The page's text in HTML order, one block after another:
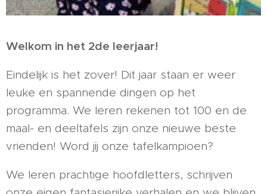
Welkom in het 2de leerjaar!
Eindelijk is het zover! Dit jaar staan er weer
leuke en spannende dingen op het
programma. We leren rekenen tot 100 en de
maal- en deeltafels zijn onze nieuwe beste
vrienden! Word jij onze tafelkampioen?
We leren prachtige hoofdletters, schrijven